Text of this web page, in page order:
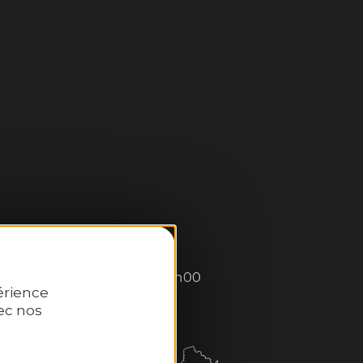
nos
et 14h00–18h30.
et 14h00–18h00